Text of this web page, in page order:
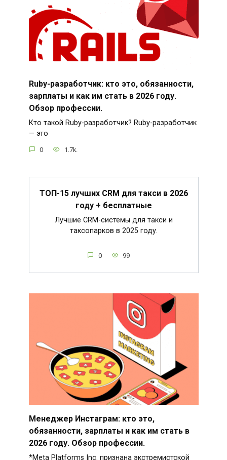
Ruby-разработчик: кто это, обязанности,
зарплаты и как им стать в 2026 году.
Обзор профессии.
Кто такой Ruby-разработчик? Ruby-разработчик
— это
0 1.7k.
ТОП-15 лучших CRM для такси в 2026
году + бесплатные
Лучшие CRM-системы для такси и
таксопарков в 2025 году.
0 99
Менеджер Инстаграм: кто это,
обязанности, зарплаты и как им стать в
2026 году. Обзор профессии.
*Meta Platforms Inc. признана экстремистской